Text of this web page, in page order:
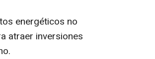
energéticos no
atraer inversiones